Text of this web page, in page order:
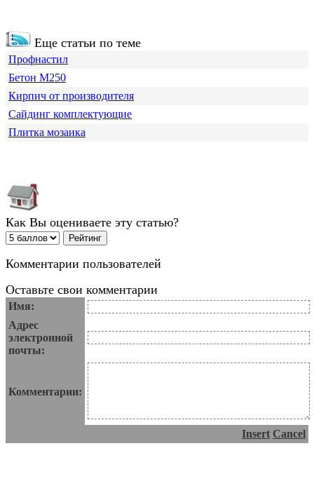
Еще статьи по теме
Профнастил
Бетон М250
Кирпич от производителя
Сайдинг комплектующие
Плитка мозаика
Как Вы оцениваете эту статью?
Комментарии пользователей
Оставьте свои комментарии
Имя:
Адрес
электронной
почты:
Комментарии:
Insert Cancel